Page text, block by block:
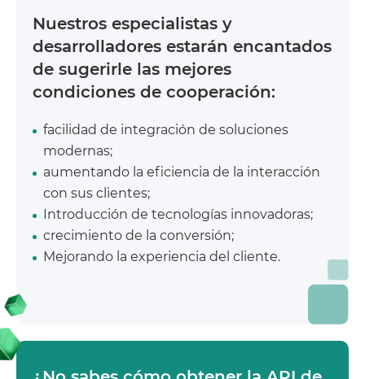
Nuestros especialistas y
desarrolladores estarán encantados
de sugerirle las mejores
condiciones de cooperación:
facilidad de integración de soluciones
modernas;
aumentando la eficiencia de la interacción
con sus clientes;
Introducción de tecnologías innovadoras;
crecimiento de la conversión;
Mejorando la experiencia del cliente.